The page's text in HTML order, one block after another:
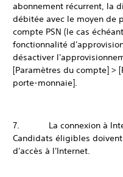
abonnement récurrent, la
débitée avec le moyen de
compte PSN (le cas
fonctionnalité
désactiver
[Paramètres du compte] >
porte-monnaie].
7. La connexion à
Candidats éligibles
d'accès à l'Internet.